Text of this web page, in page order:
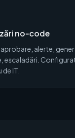
no-code
alerte,
escaladări.
IT.